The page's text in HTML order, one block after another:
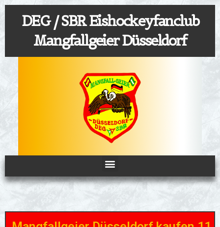
Zum
DEG / SBR Eishockeyfanclub
Mangfallgeier Düsseldorf
Menü